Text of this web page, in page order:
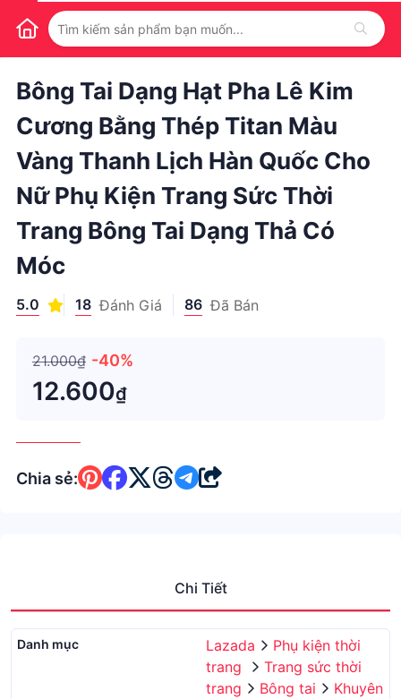
1 /
Bông Tai Dạng Hạt Pha Lê Kim
Cương Bằng Thép Titan Màu
Vàng Thanh Lịch Hàn Quốc Cho
Nữ Phụ Kiện Trang Sức Thời
Trang Bông Tai Dạng Thả Có
Móc
5.0 18 Đánh Giá 86 Đã Bán
21.000₫ -40%
12.600₫
Chia sẻ:
Chi Tiết
Danh mục Lazada
Phụ kiện thời
trang
Trang sức thời
trang
Bông tai
Khuyên